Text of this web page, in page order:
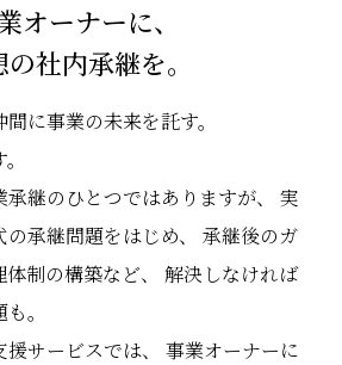
オーナーに、
社内承継を。
に事業の未来を託す。
継のひとつではありますが、
実
承継問題をはじめ、
承継後のガ
制の構築など、
解決しなければ
。
サービスでは、
事業オーナーに